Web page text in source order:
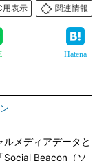
用表示
関連情報
Hatena
メディアデータと
Social Beacon（ソ